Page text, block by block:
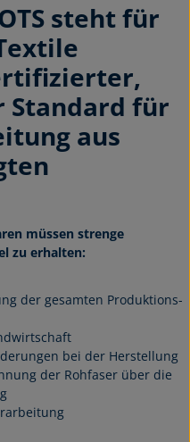
steht für
für
aus
müssen strenge
zu erhalten:
der gesamten Produktions-
bei der Herstellung
der Rohfaser über die